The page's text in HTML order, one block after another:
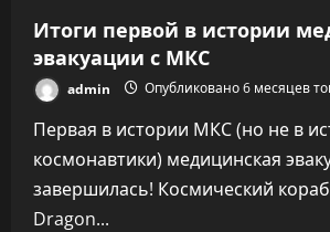
Итоги первой в истории
эвакуации с МКС
admin Опубликовано 6 месяцев
Первая в истории МКС (но не в
космонавтики) медицинская
завершилась! Космический
Dragon...